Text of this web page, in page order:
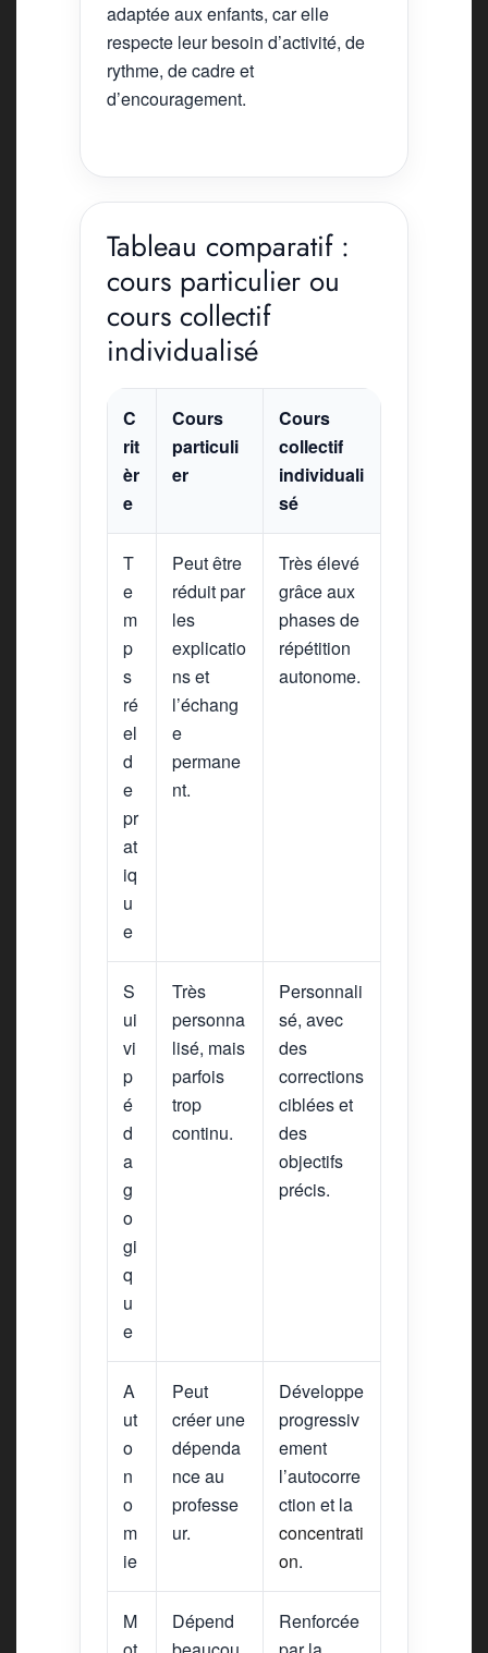
adaptée aux enfants, car elle
respecte leur besoin d’activité, de
rythme, de cadre et
d’encouragement.
Tableau comparatif :
cours particulier ou
cours collectif
individualisé
C
rit
èr
e
Cours
particuli
er
Cours
collectif
individuali
sé
T
e
m
p
s
ré
el
d
e
pr
at
iq
u
e
Peut être
réduit par
les
explicatio
ns et
l’échang
e
permane
nt.
Très élevé
grâce aux
phases de
répétition
autonome.
S
ui
vi
p
é
d
a
g
o
gi
q
u
e
Très
personna
lisé, mais
parfois
trop
continu.
Personnali
sé, avec
des
corrections
ciblées et
des
objectifs
précis.
A
ut
o
n
o
m
ie
Peut
créer une
dépenda
nce au
professe
ur.
Développe
progressiv
ement
l’autocorre
ction et la
concentrati
on.
M
Dépend
Renforcée